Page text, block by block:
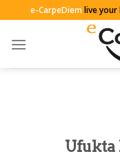
to
content
e-CarpeDiemlive your
Ufukta